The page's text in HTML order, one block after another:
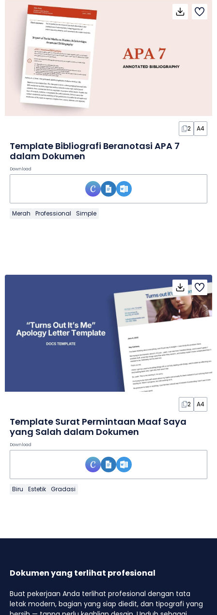
2 A4
Template Bibliografi Beranotasi APA 7
dalam Dokumen
Download
Merah Professional Simple
2 A4
Template Surat Permintaan Maaf Saya
yang Salah dalam Dokumen
Download
Biru Estetik Gradasi
Dokumen yang terlihat profesional
Buat pekerjaan Anda terlihat profesional dengan tata
letak modern, bagian yang siap diedit, dan tipografi yang